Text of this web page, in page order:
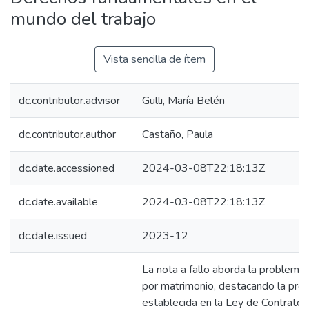
mundo del trabajo
Vista sencilla de ítem
dc.contributor.advisor Gulli, María Belén
dc.contributor.author Castaño, Paula
dc.date.accessioned 2024-03-08T22:18:13Z
dc.date.available 2024-03-08T22:18:13Z
dc.date.issued 2023-12
La nota a fallo aborda la
por matrimonio, destacando la
establecida en la Ley de Contrato